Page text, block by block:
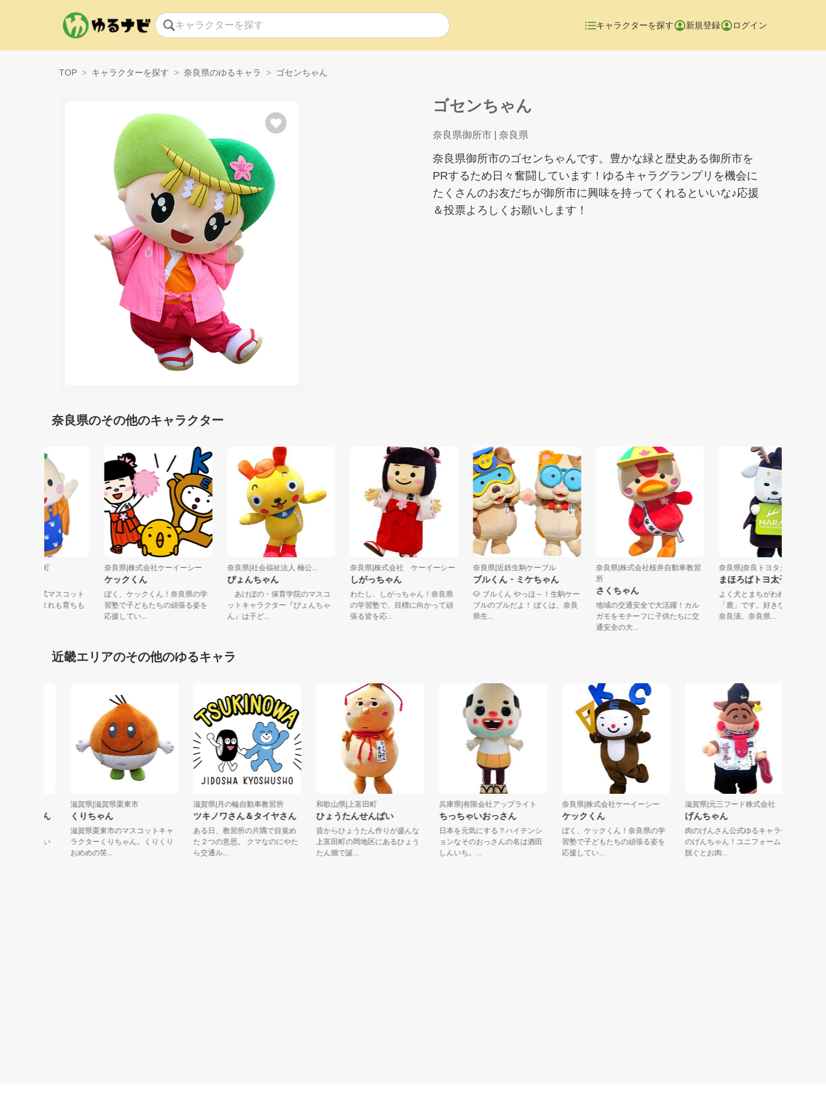
キャラクターを探す 新規登録 ログイン
TOP キャラクターを探す 奈良県のゆるキャラ ゴセンちゃん
ゴセンちゃん
奈良県御所市 | 奈良県
奈良県御所市のゴセンちゃんです。豊かな緑と歴史ある御所市を
PRするため日々奮闘しています！ゆるキャラグランプリを機会に
たくさんのお友だちが御所市に興味を持ってくれるといいな♪応援
＆投票よろしくお願いします！
奈良県のその他のキャラクター
良県|奈良県三宅町
良県三宅町公式マスコット
ャラクター☆生まれも育ちも
奈良県|株式会社ケーイーシー
ケックくん
ぼく、ケックくん！奈良県の学
習塾で子どもたちの頑張る姿を
応援してい...
奈良県|社会福祉法人 楠公...
ぴょんちゃん
あけぼの・保育学院のマスコ
ットキャラクター『ぴょんちゃ
ん』は子ど...
奈良県|株式会社 ケーイーシー
しがっちゃん
わたし、しがっちゃん！奈良県
の学習塾で、目標に向かって頑
張る皆を応...
奈良県|近鉄生駒ケーブル
ブルくん・ミケちゃん
🐶 ブルくん やっほ～！生駒ケー
ブルのブルだよ！ ぼくは、奈良
県生...
奈良県|株式会社桜井自動車教習
さくちゃん
地域の交通安全で大活躍！カル
ガモをモチーフに子供たちに交
通安全の大...
奈良県|奈良トヨタグループ
まほろばトヨ太子
よく犬とまちがわれますが
「鹿」です。好きな食べも
奈良漬。奈良県...
近畿エリアのその他のゆるキャラ
滋賀県|滋賀県栗東市
くりちゃん
滋賀県栗東市のマスコットキャ
ラクターくりちゃん。くりくり
おめめの笑...
滋賀県|月の輪自動車教習所
ツキノワさん＆タイヤさん
ある日、教習所の片隅で目覚め
た２つの意思。 クマなのにやた
ら交通ル...
和歌山県|上富田町
ひょうたんせんぱい
昔からひょうたん作りが盛んな
上富田町の岡地区にあるひょう
たん畑で誕...
兵庫県|有限会社アップライト
ちっちゃいおっさん
日本を元気にする？ハイテンシ
ョンなそのおっさんの名は酒田
しんいち。...
奈良県|株式会社ケーイーシー
ケックくん
ぼく、ケックくん！奈良県の学
習塾で子どもたちの頑張る姿を
応援してい...
滋賀県|元三フード株式会社
げんちゃん
肉のげんさん公式ゆるキャラ牛
のげんちゃん！ユニフォームを
脱ぐとお肉...